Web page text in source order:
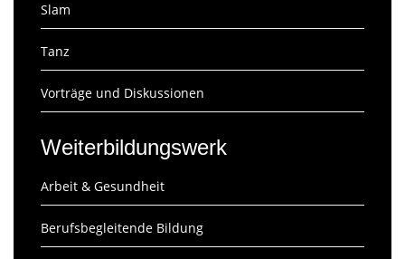
Slam
Tanz
Vorträge und Diskussionen
Weiterbildungswerk
Arbeit & Gesundheit
Berufsbegleitende Bildung